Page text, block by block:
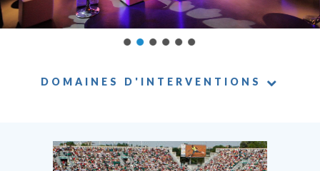
DOMAINES D'INTERVENTIONS